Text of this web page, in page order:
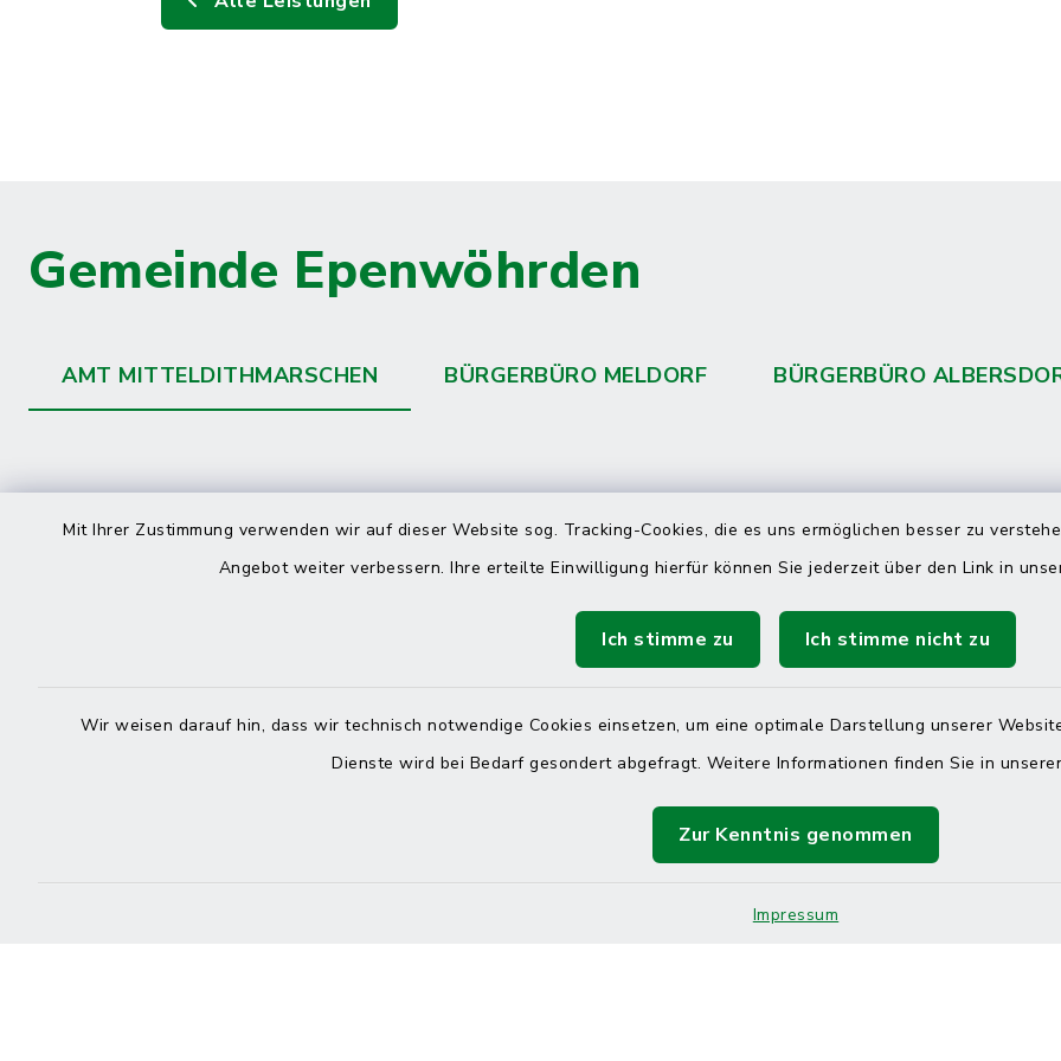
Mit Ihrer Zustimmung verwenden wir auf dieser Website sog. Tracking-Cookies, die es uns ermöglichen besser zu
Angebot weiter verbessern. Ihre erteilte Einwilligung hierfür können Sie jederzeit über den Link in
Ich stimme zu Ich stimme nicht zu
Wir weisen darauf hin, dass wir technisch notwendige Cookies einsetzen, um eine optimale Darstellung unserer
Dienste wird bei Bedarf gesondert abgefragt. Weitere Informationen finden Sie in
Zur Kenntnis genommen
Impressum
Gemeinde Epenwöhrden
AMT MITTELDITHMARSCHEN BÜRGERBÜRO MELDORF BÜRGERBÜRO
Kontakt
direkte telefonische Erreichbarkeit per
Durchwahl
Montag - Donnerstag
08:00 Uhr – 12:00 Uhr
14:00 Uhr – 16:00 Uhr
Freitag
08:00 Uhr – 12:00 Uhr
Online-Terminvereinbarung
keinen zeitnahen Termin? Rufen Sie uns gerne unter der